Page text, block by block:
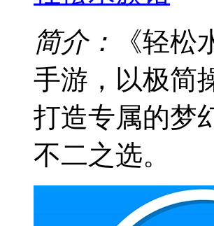
简介：
《轻
手游，以极简
打造专属的梦
不二之选。